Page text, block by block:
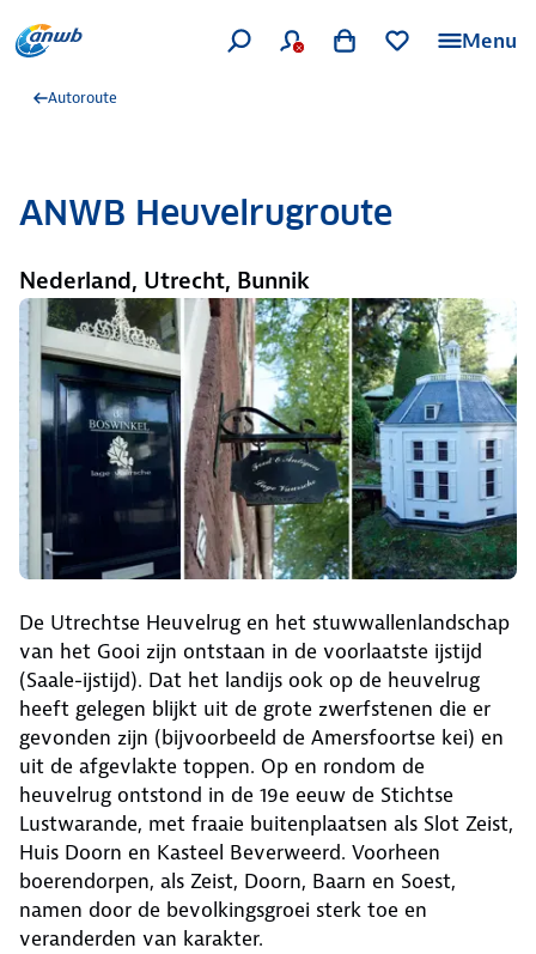
Menu
Autoroute
ANWB Heuvelrugroute
Nederland, Utrecht, Bunnik
De Utrechtse Heuvelrug en het stuwwallenlandschap
van het Gooi zijn ontstaan in de voorlaatste ijstijd
(Saale-ijstijd). Dat het landijs ook op de heuvelrug
heeft gelegen blijkt uit de grote zwerfstenen die er
gevonden zijn (bijvoorbeeld de Amersfoortse kei) en
uit de afgevlakte toppen. Op en rondom de
heuvelrug ontstond in de 19e eeuw de Stichtse
Lustwarande, met fraaie buitenplaatsen als Slot Zeist,
Huis Doorn en Kasteel Beverweerd. Voorheen
boerendorpen, als Zeist, Doorn, Baarn en Soest,
namen door de bevolkingsgroei sterk toe en
veranderden van karakter.